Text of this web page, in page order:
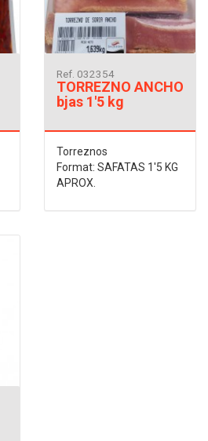
Ref. 032354
TORREZNO ANCHO
bjas 1'5 kg
Torreznos
Format: SAFATAS 1'5 KG
APROX.